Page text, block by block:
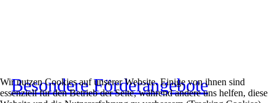
Besondere Förderangebote
Wir nutzen Cookies auf unserer Website. Einige von ihnen sind
essenziell für den Betrieb der Seite, während andere uns helfen, diese